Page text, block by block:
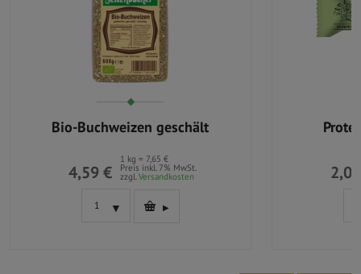
Bio-Buchweizen geschält
4,59 €
1 kg = 7,65 €
Preis inkl. 7% MwSt.
zzgl.Versandkosten